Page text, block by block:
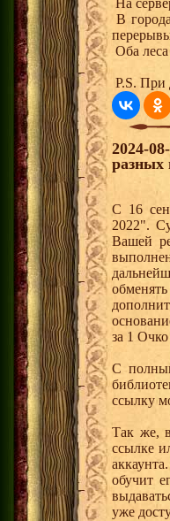
На
В
Оба леса
P.S. При
2024-
разных
С 16
2022".
Вашей
за 1
С
ссылку
Так же,
ссылке
обучит
уже